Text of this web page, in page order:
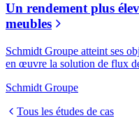
Un rendement plus
meubles
Schmidt Groupe atteint ses
en œuvre la solution de flux
Schmidt Groupe
Tous les études de cas